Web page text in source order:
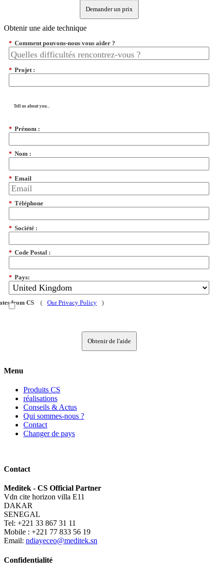
Demander un prix
Obtenir une aide technique
* Comment pouvons-nous vous aider ?
* Projet :
Tell us about you...
* Prénom :
* Nom :
* Email
* Téléphone
* Société :
* Code Postal :
* Pays:
from CS ( Our Privacy Policy )
Obtenir de l'aide
Menu
Produits CS
réalisations
Conseils & Actus
Qui sommes-nous ?
Contact
Changer de pays
Contact
Meditek - CS Official Partner
Vdn cite horizon villa E11
DAKAR
SENEGAL
Tel: +221 33 867 31 11
Mobile : +221 77 833 56 19
Email: ndiayeceo@meditek.sn
Confidentialité